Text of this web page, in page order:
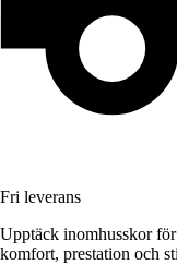
Fri leverans
Upptäck inomhusskor
komfort, prestation och